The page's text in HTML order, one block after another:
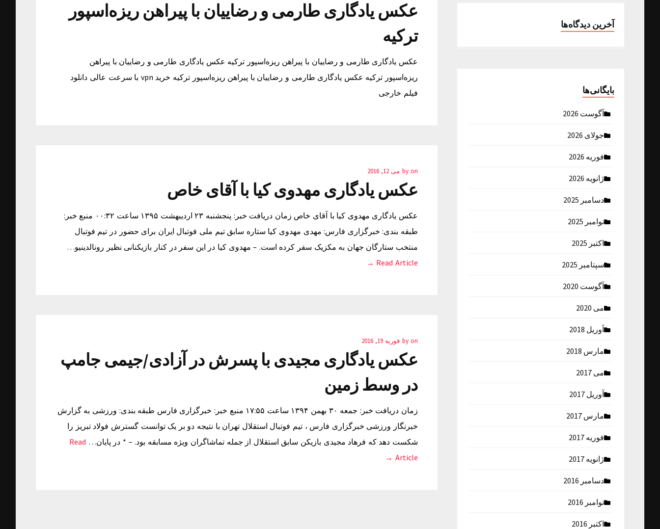
عکس یادگاری طارمی و رضاییان با پیراهن ریزه‌اسپور
ترکیه
عکس یادگاری طارمی و رضاییان با پیراهن ریزه‌اسپور ترکیه عکس یادگاری طارمی و رضاییان با پیراهن
ریزه‌اسپور ترکیه عکس یادگاری طارمی و رضاییان با پیراهن ریزه‌اسپور ترکیه خرید vpn با سرعت عالی دانلود
فیلم خارجی
by on می 12, 2016
عکس یادگاری مهدوی کیا با آقای خاص
عکس یادگاری مهدوی کیا با آقای خاص زمان دریافت خبر: پنجشنبه ۲۳ اردیبهشت ۱۳۹۵ ساعت ۰۰:۳۲ منبع خبر:
طبقه بندی: خبرگزاری فارس: مهدی مهدوی کیا ستاره سابق تیم ملی فوتبال ایران برای حضور در تیم فوتبال
منتخب ستارگان جهان به مکزیک سفر کرده است. – مهدوی کیا در این سفر در کنار بازیکنانی نظیر رونالدینیو…
Read Article →
by on فوریه 19, 2016
عکس یادگاری مجیدی با پسرش در آزادی/جیمی جامپ
در وسط زمین
زمان دریافت خبر: جمعه ۳۰ بهمن ۱۳۹۴ ساعت ۱۷:۵۵ منبع خبر: خبرگزاری فارس طبقه بندی: ورزشی به گزارش
خبرنگار ورزشی خبرگزاری فارس ، تیم فوتبال استقلال تهران با نتیجه دو بر یک توانست گسترش فولاد تبریز را
شکست دهد که فرهاد مجیدی بازیکن سابق استقلال از جمله تماشاگران ویژه مسابقه بود. – * در پایان… Read
Article →
آخرین دیدگاه‌ها
بایگانی‌ها
آگوست 2026
جولای 2026
فوریه 2026
ژانویه 2026
دسامبر 2025
نوامبر 2025
اکتبر 2025
سپتامبر 2025
آگوست 2020
می 2020
آوریل 2018
مارس 2018
می 2017
آوریل 2017
مارس 2017
فوریه 2017
ژانویه 2017
دسامبر 2016
نوامبر 2016
اکتبر 2016